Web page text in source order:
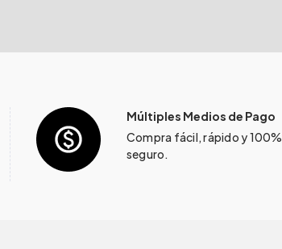
Múltiples Medios de Pago
Compra fácil, rápido y 100%
seguro.